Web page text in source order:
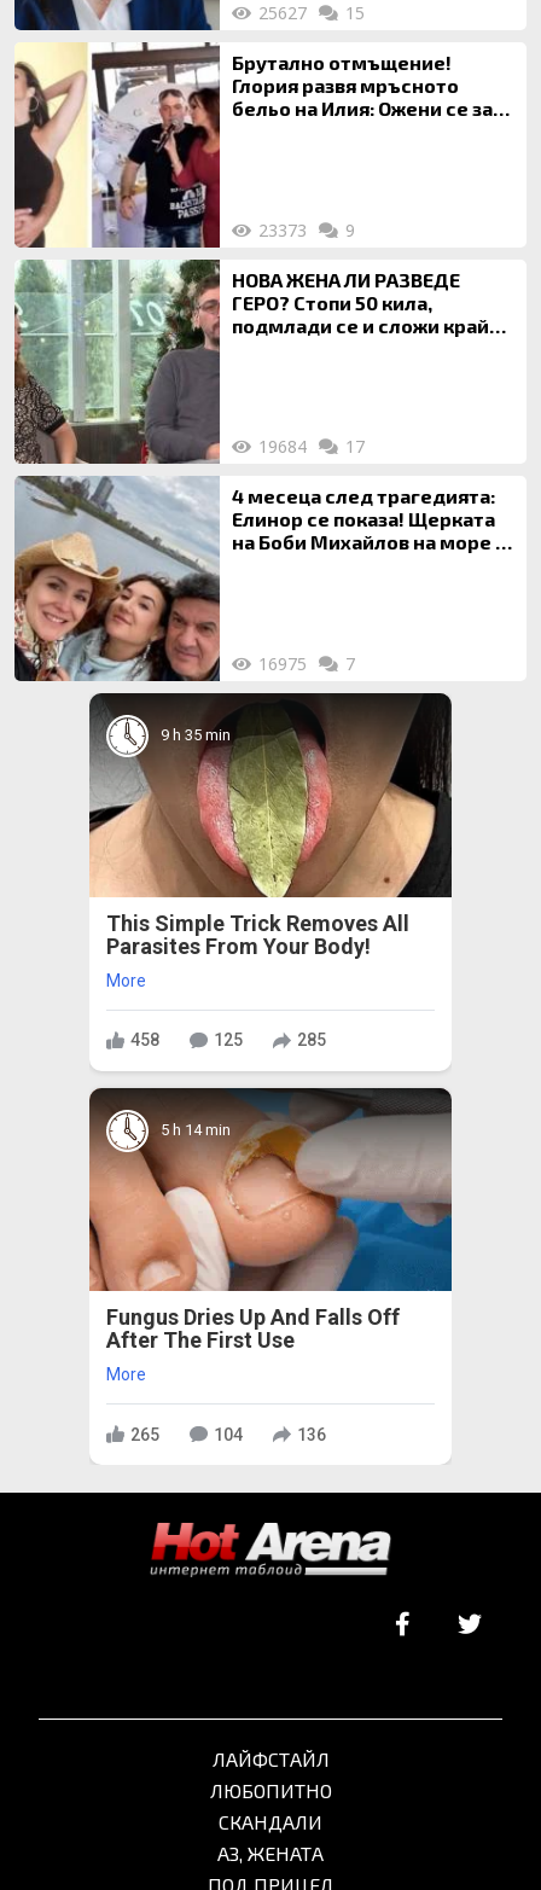
25627 15
Брутално отмъщение!
Глория развя мръсното
бельо на Илия: Ожени се за
23373 9
НОВА ЖЕНА ЛИ РАЗВЕДЕ
ГЕРО? Стопи 50 кила,
подмлади се и сложи край
19684 17
4 месеца след трагедията:
Елинор се показа! Щерката
на Боби Михайлов на море с
16975 7
9 h 35 min
This Simple Trick Removes All
Parasites From Your Body!
More
458 125 285
5 h 14 min
Fungus Dries Up And Falls Off
After The First Use
More
265 104 136
ЛАЙФСТАЙЛ
ЛЮБОПИТНО
СКАНДАЛИ
АЗ, ЖЕНАТА
ПОД ПРИЦЕЛ